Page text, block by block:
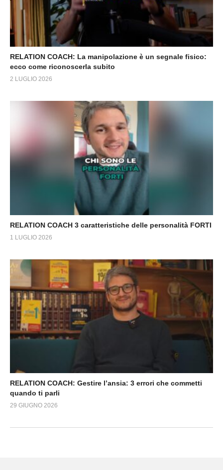
RELATION COACH: La manipolazione è un segnale fisico:
ecco come riconoscerla subito
2 LUGLIO 2026
RELATION COACH 3 caratteristiche delle personalità FORTI
1 LUGLIO 2026
RELATION COACH: Gestire l’ansia: 3 errori che commetti
quando ti parli
29 GIUGNO 2026